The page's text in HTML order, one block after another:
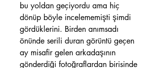
bu yoldan geçiyordu ama hiç
dönüp böyle incelememişti şimdi
gördüklerini. Birden anımsadı
önünde serili duran görüntü geçen
ay misafir gelen arkadaşının
gönderdiği fotoğraflardan birisinde